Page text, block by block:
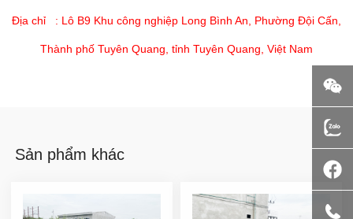
Địa chỉ : Lô B9 Khu công nghiệp Long Bình An, Phường Đội Cấn,
Thành phố Tuyên Quang, tỉnh Tuyên Quang, Việt Nam
Sản phẩm khác